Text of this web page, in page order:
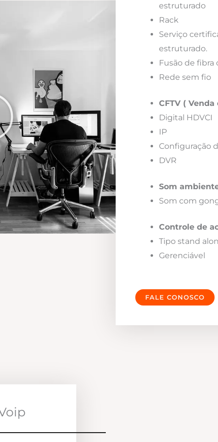
estruturado
Rack
Serviço
estruturado.
Fusão de fibra
Rede sem fio
CFTV ( Venda
Digital HDVCI
IP
Configuração
DVR
Som
Som com
Controle de
Tipo stand
Gerenciável
FALE CONOSCO